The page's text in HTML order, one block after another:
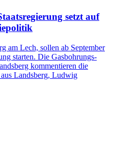
setzt auf
am Lech, sollen ab September
starten. Die Gasbohrungs-
kommentieren die
Landsberg, Ludwig